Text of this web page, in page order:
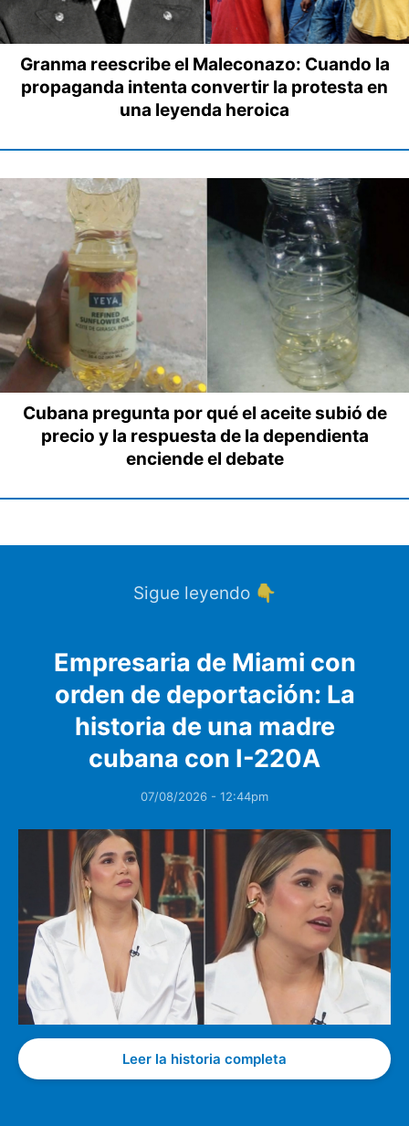
Granma reescribe el Maleconazo: Cuando la
propaganda intenta convertir la protesta en
una leyenda heroica
Cubana pregunta por qué el aceite subió de
precio y la respuesta de la dependienta
enciende el debate
Sigue leyendo 👇